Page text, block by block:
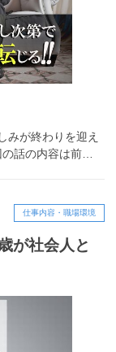
みが終わりを迎え
話の内容は前…
仕事内容・職場環境
が社会人と